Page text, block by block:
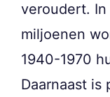
veroudert.
miljoenen
1940-1970
Daarnaast is